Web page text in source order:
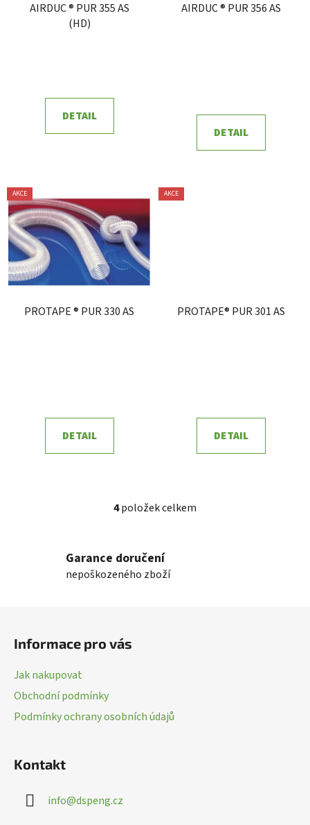
AIRDUC ® PUR 355 AS
(HD)
DETAIL
AIRDUC ® PUR 356 AS
DETAIL
AKCE
PROTAPE ® PUR 330 AS
DETAIL
AKCE
PROTAPE® PUR 301 AS
DETAIL
O
á
d
v
4položek celkem
Garance doručení
nepoškozeného zboží
Informace pro vás
Jak nakupovat
Obchodní podmínky
Podmínky ochrany osobních údajů
Kontakt
info@dspeng.cz